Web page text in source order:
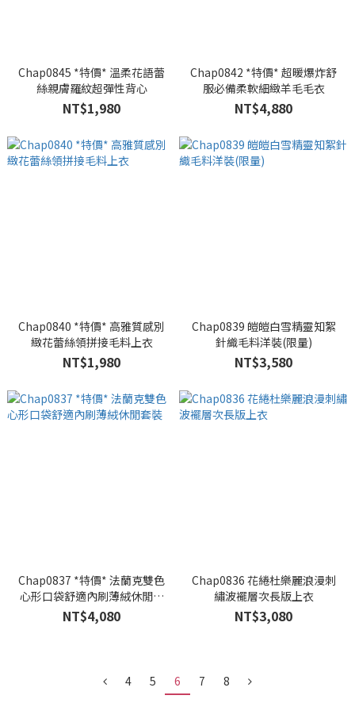
Chap0845 *特價* 溫柔花語蕾
絲親膚羅紋超彈性背心
NT$1,980
Chap0842 *特價* 超暖爆炸舒
服必備柔軟細緻羊毛毛衣
NT$4,880
Chap0840 *特價* 高雅質感別
緻花蕾絲領拼接毛料上衣
NT$1,980
Chap0839 皚皚白雪精靈知絮
針織毛料洋裝(限量)
NT$3,580
Chap0837 *特價* 法蘭克雙色
心形口袋舒適內刷薄絨休閒套
裝
NT$4,080
Chap0836 花綣杜樂麗浪漫刺
繡波襬層次長版上衣
NT$3,080
4 5 6 7 8